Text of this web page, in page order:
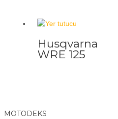
MOTODEKS
Husqvarna
WRE 125